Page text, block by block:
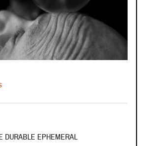
sur Retour en images sur les
DURABLE EPHEMERAL